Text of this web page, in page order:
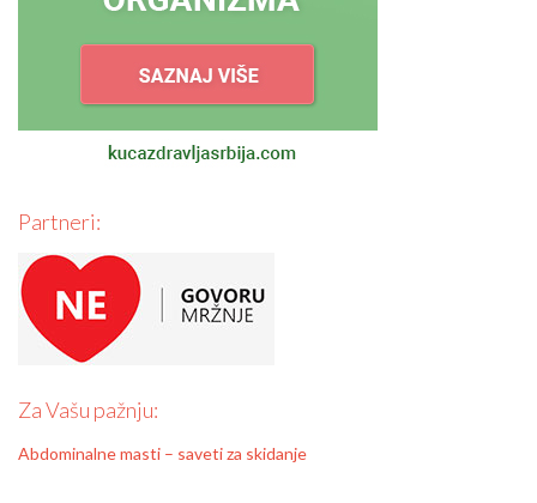
Partneri:
Za Vašu pažnju:
Abdominalne masti – saveti za skidanje